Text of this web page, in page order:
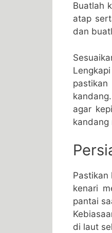
Buatlah
atap
dan
agar
kandang
kenari
pantai
di laut